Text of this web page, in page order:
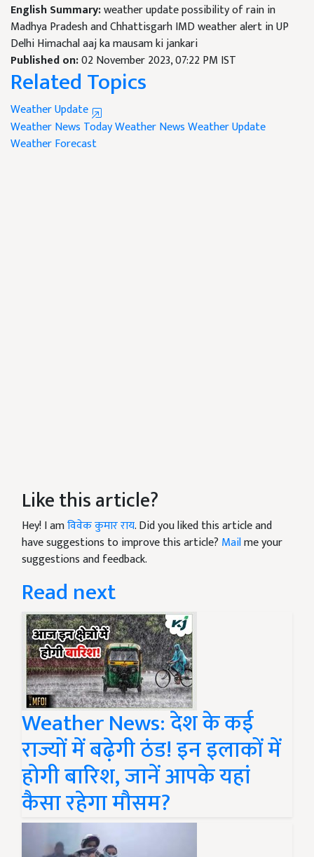
English Summary:weather update possibility of rain in
Madhya Pradesh and Chhattisgarh IMD weather alert in UP
Delhi Himachal aaj ka mausam ki jankari
Published on:02 November 2023, 07:22 PM IST
Related Topics
Weather Update
Weather News TodayWeather NewsWeather Update
Weather Forecast
Like this article?
Hey! I amविवेक कुमार राय. Did you liked this article and
have suggestions to improve this article? Mailme your
suggestions and feedback.
Read next
Weather News: देश के कई
राज्यों में बढ़ेगी ठंड! इन इलाकों में
होगी बारिश, जानें आपके यहां
कैसा रहेगा मौसम?